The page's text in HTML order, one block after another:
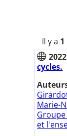
Il y a
2022
cycles.
Marie-
et